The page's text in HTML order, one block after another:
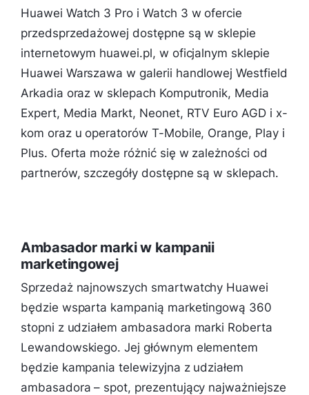
Huawei Watch 3 Pro i Watch 3 w ofercie
przedsprzedażowej dostępne są w sklepie
internetowym huawei.pl, w oficjalnym sklepie
Huawei Warszawa w galerii handlowej Westfield
Arkadia oraz w sklepach Komputronik, Media
Expert, Media Markt, Neonet, RTV Euro AGD i x-
kom oraz u operatorów T-Mobile, Orange, Play i
Plus. Oferta może różnić się w zależności od
partnerów, szczegóły dostępne są w sklepach.
Ambasador marki w kampanii
marketingowej
Sprzedaż najnowszych smartwatchy Huawei
będzie wsparta kampanią marketingową 360
stopni z udziałem ambasadora marki Roberta
Lewandowskiego. Jej głównym elementem
będzie kampania telewizyjna z udziałem
ambasadora – spot, prezentujący najważniejsze